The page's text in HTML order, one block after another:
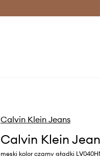
Calvin Klein Jeans
Calvin Klein
męski kolor czarny gładki